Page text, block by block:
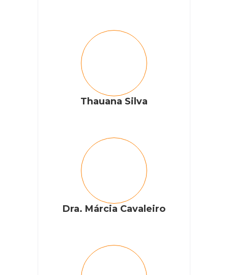
Thauana Silva
Dra. Márcia Cavaleiro